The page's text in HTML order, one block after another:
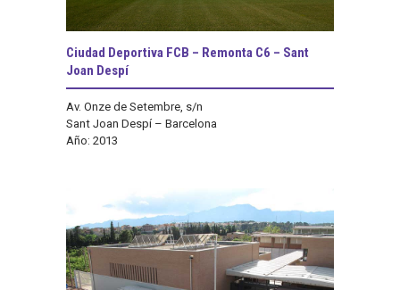
Ciudad Deportiva FCB – Remonta C6 – Sant
Joan Despí
Av. Onze de Setembre, s/n
Sant Joan Despí – Barcelona
Año: 2013